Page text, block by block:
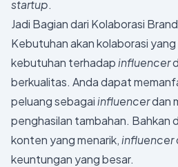
startup.
Jadi Bagian dari Kolaborasi
Kebutuhan akan kolaborasi
kebutuhan terhadapinfluencer
berkualitas. Anda dapat
peluang sebagaiinfluencerdan
penghasilan tambahan. Bahkan
konten yang menarik,influencer
keuntungan yang besar.